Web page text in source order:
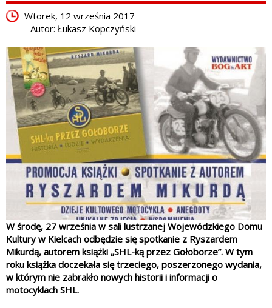
Wtorek, 12 września 2017
Autor: Łukasz Kopczyński
W środę, 27 września w sali lustrzanej Wojewódzkiego Domu
Kultury w Kielcach odbędzie się spotkanie z Ryszardem
Mikurdą, autorem książki „SHL-ką przez Gołoborze”. W tym
roku książka doczekała się trzeciego, poszerzonego wydania,
w którym nie zabrakło nowych historii i informacji o
motocyklach SHL.